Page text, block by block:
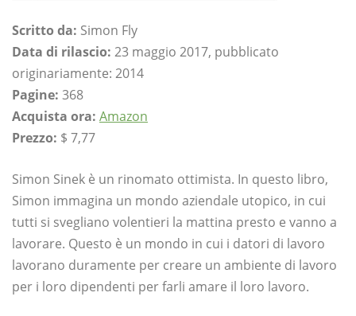
Scritto da: Simon Fly
Data di rilascio: 23 maggio 2017, pubblicato
originariamente: 2014
Pagine: 368
Acquista ora: Amazon
Prezzo: $ 7,77
Simon Sinek è un rinomato ottimista. In questo libro,
Simon immagina un mondo aziendale utopico, in cui
tutti si svegliano volentieri la mattina presto e vanno a
lavorare. Questo è un mondo in cui i datori di lavoro
lavorano duramente per creare un ambiente di lavoro
per i loro dipendenti per farli amare il loro lavoro.